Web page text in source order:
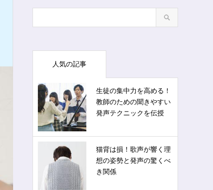
人気の記事
生徒の集中力を高める！
教師のための聞きやすい
発声テクニックを伝授
猫背は損！歌声が響く理
想の姿勢と発声の驚くべ
き関係